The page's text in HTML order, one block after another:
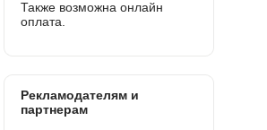
Также возможна онлайн
оплата.
Рекламодателям и
партнерам